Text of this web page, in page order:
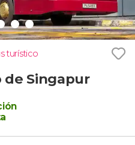
turístico
Singapur